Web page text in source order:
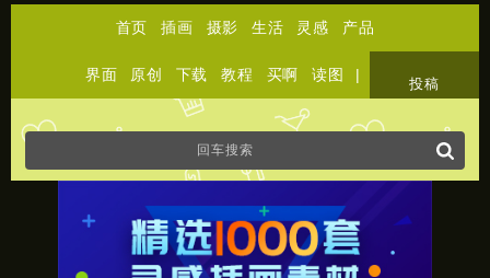
首页 插画 摄影 生活 灵感 产品
界面 原创 下载 教程 买啊 读图 |
投稿